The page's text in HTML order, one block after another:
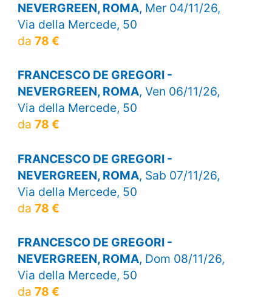
NEVERGREEN, ROMA, Mer 04/11/26,
Via della Mercede, 50
da 78 €
FRANCESCO DE GREGORI -
NEVERGREEN, ROMA, Ven 06/11/26,
Via della Mercede, 50
da 78 €
FRANCESCO DE GREGORI -
NEVERGREEN, ROMA, Sab 07/11/26,
Via della Mercede, 50
da 78 €
FRANCESCO DE GREGORI -
NEVERGREEN, ROMA, Dom 08/11/26,
Via della Mercede, 50
da 78 €